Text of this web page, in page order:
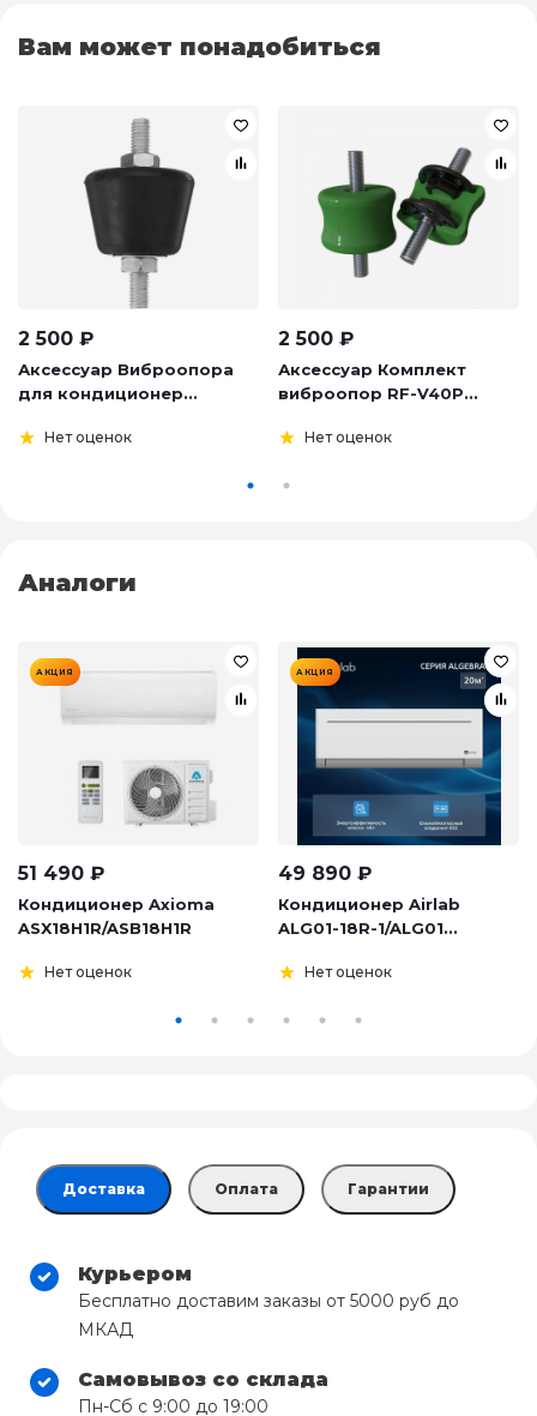
Вам может понадобиться
2 500 ₽
Аксессуар Виброопора
для кондиционер...
Нет оценок
2 500 ₽
Аксессуар Комплект
виброопор RF-V40P...
Нет оценок
Аналоги
АКЦИЯ
51 490 ₽
Кондиционер Axioma
ASX18H1R/ASB18H1R
Нет оценок
АКЦИЯ
49 890 ₽
Кондиционер Airlab
ALG01-18R-1/ALG01...
Нет оценок
Доставка Оплата Гарантии
Курьером
Бесплатно доставим заказы от 5000 руб до
МКАД
Самовывоз со склада
Пн-Сб с 9:00 до 19:00